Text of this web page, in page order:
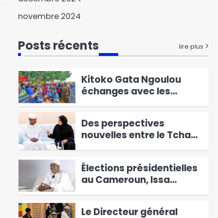
novembre 2024
Posts récents lire plus
3
Droit OHADA au Tchad
Présente le Code vert
5
Kitoko Gata Ngoulou
échanges avec les
femmes du Mayo-Kebbi
6
Des perspectives
nouvelles entre le Tchad
et l’EAD
1
Élections présidentielles
au Cameroun, Issa
Tchiroma Bakary se
Le Directeur général